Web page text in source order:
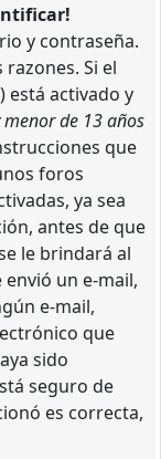
y contraseña.
Si el
está activado y
menor de 13 años
que
foros
ya sea
antes de que
le brindará al
un e-mail,
e-mail,
que
sido
seguro de
es correcta,